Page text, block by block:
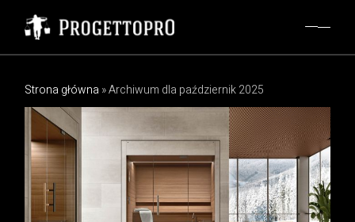
content
Strona główna »Archiwum dla październik 2025